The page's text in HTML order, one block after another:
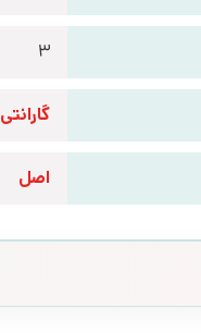
3
گارانتی 10 روزه سلامت فیزیکی کتاب
اصل